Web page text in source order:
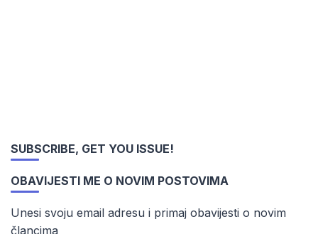
SUBSCRIBE, GET YOU ISSUE!
OBAVIJESTI ME O NOVIM POSTOVIMA
Unesi svoju email adresu i primaj obavijesti o novim
člancima